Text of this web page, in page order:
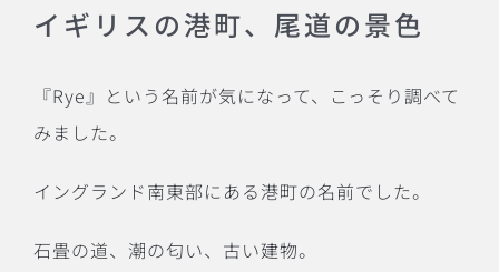
イギリスの港町、尾道の景色
『Rye』という名前が気になって、こっそり調べて
みました。
イングランド南東部にある港町の名前でした。
石畳の道、潮の匂い、古い建物。